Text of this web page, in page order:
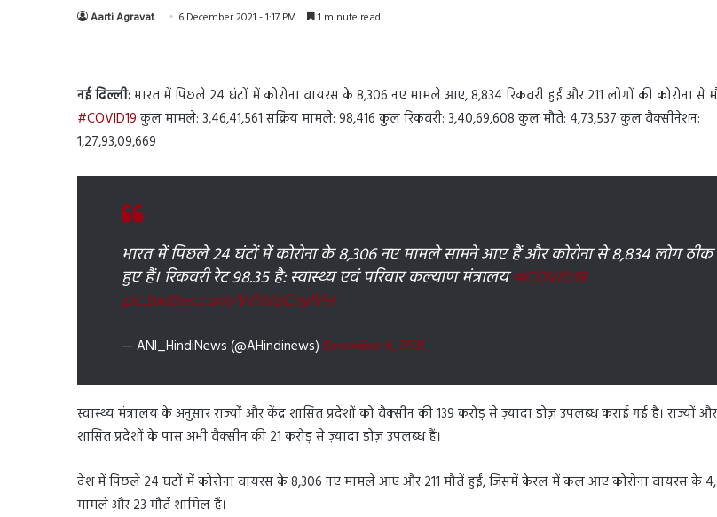
Aarti Agravat 6 December 2021 - 1:17 PM 1 minute read
नई दिल्ली:भारत में पिछले 24 घंटों में कोरोना वायरस के 8,306 नए मामले आए, 8,834 रिकवरी हुईं और 211 लोगों की कोरोना से
#COVID19 कुल मामले: 3,46,41,561 सक्रिय मामले: 98,416 कुल रिकवरी: 3,40,69,608 कुल मौतें: 4,73,537 कुल वैक्सीनेशन:
1,27,93,09,669
भारत में पिछले 24 घंटों में कोरोना के 8,306 नए मामले सामने आए हैं और कोरोना से 8,834 लोग ठीक
हुए हैं। रिकवरी रेट 98.35 है: स्वास्थ्य एवं परिवार कल्याण मंत्रालय#COVID19
pic.twitter.com/WhVqCnylVH
— ANI_HindiNews (@AHindinews) December 6, 2021
स्वास्थ्य मंत्रालय के अनुसार राज्यों और केंद्र शासित प्रदेशों को वैक्सीन की 139 करोड़ से ज़्यादा डोज़ उपलब्ध कराई गई है। राज्यों
शासित प्रदेशों के पास अभी वैक्सीन की 21 करोड़ से ज़्यादा डोज़ उपलब्ध हैं।
देश में पिछले 24 घंटों में कोरोना वायरस के 8,306 नए मामले आए और 211 मौतें हुईं, जिसमें केरल में कल आए कोरोना वायरस के
मामले और 23 मौतें शामिल हैं।